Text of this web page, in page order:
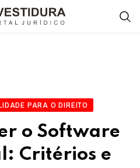
PARA O DIREITO
o Software
Critérios e